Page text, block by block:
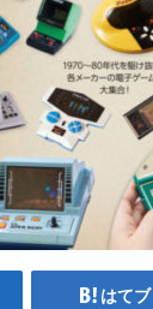
はてブ